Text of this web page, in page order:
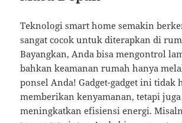
Teknologi smart home semakin
sangat cocok untuk diterapkan di
Bayangkan, Anda bisa mengontrol
bahkan keamanan rumah hanya
ponsel Anda! Gadget-gadget ini tidak
memberikan kenyamanan, tetapi juga
meningkatkan efisiensi energi.